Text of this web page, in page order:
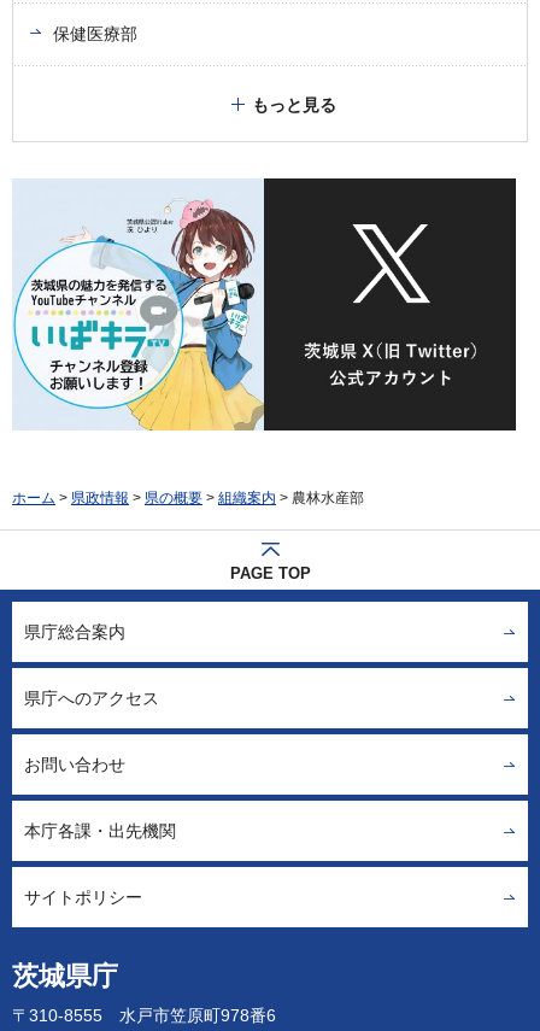
保健医療部
もっと見る
ホーム > 県政情報 > 県の概要 > 組織案内 > 農林水産部
PAGE TOP
茨城県庁
〒310-8555 水戸市笠原町978番6
県庁総合案内
県庁へのアクセス
お問い合わせ
本庁各課・出先機関
サイトポリシー